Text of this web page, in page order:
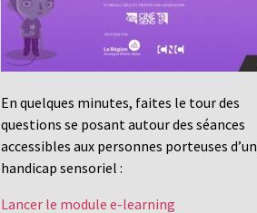
En quelques minutes, faites le tour des
questions se posant autour des séances
accessibles aux personnes porteuses d’un
handicap sensoriel :
Lancer le module e-learning